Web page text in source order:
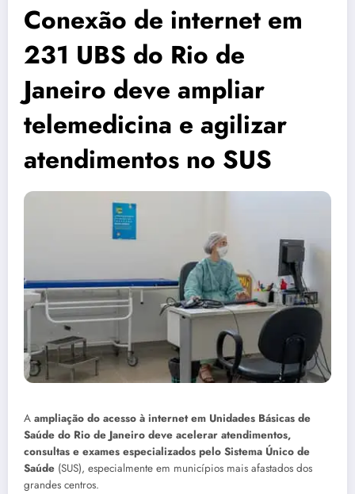
Conexão de internet em
231 UBS do Rio de
Janeiro deve ampliar
telemedicina e agilizar
atendimentos no SUS
A ampliação do acesso à internet em Unidades Básicas de
Saúde do Rio de Janeiro deve acelerar atendimentos,
consultas e exames especializados pelo Sistema Único de
Saúde (SUS), especialmente em municípios mais afastados dos
grandes centros.